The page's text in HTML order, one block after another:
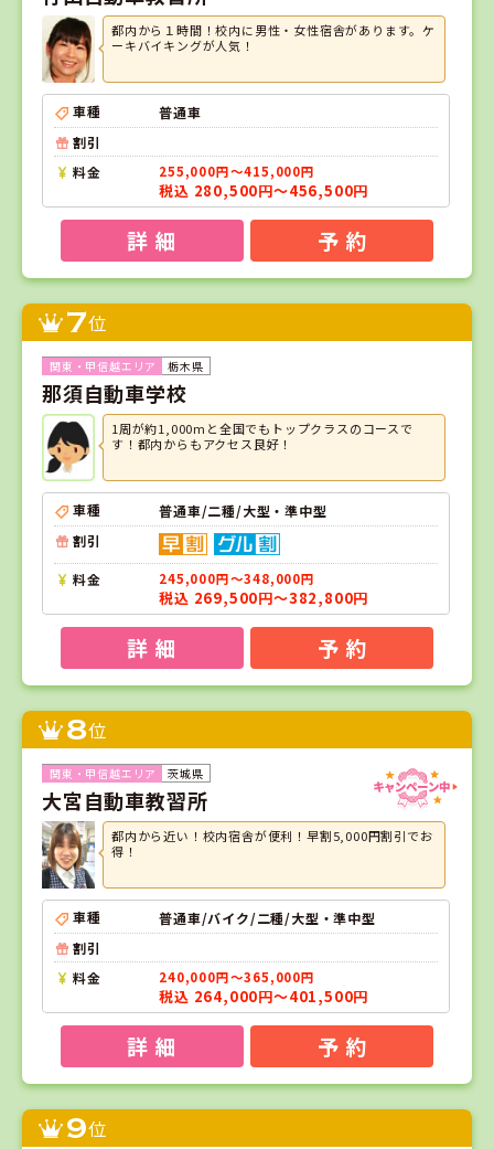
都内から１時間！校内に男性・女性宿舎があります。ケ
ーキバイキングが人気！
車種
普通車
割引
料金
255,000円～415,000円
税込 280,500円～456,500円
詳 細 予 約
7位
栃木県
那須自動車学校
1周が約1,000mと全国でもトップクラスのコースで
す！都内からもアクセス良好！
車種
普通車/二種/大型・準中型
割引
料金 245,000円～348,000円
税込 269,500円～382,800円
詳 細 予 約
8位
茨城県
大宮自動車教習所
都内から近い！校内宿舎が便利！早割5,000円割引でお
得！
車種
普通車/バイク/二種/大型・準中型
割引
料金
240,000円～365,000円
税込 264,000円～401,500円
詳 細 予 約
9位